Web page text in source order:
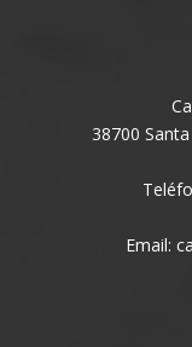
38700
Email: